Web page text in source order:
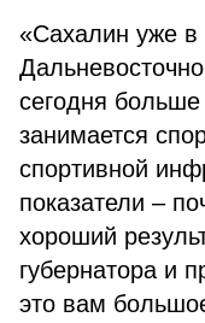
«Сахалин уже в
сегодня
занимается
спортивной
показатели –
хороший
губернатора и
это вам